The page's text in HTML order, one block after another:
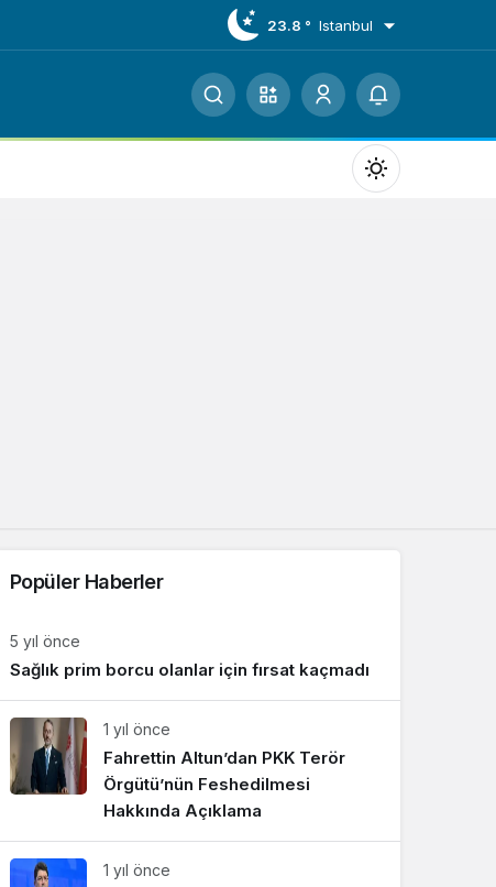
23.8 ° Istanbul
Mod
değiştir
Popüler Haberler
5 yıl önce
Sağlık prim borcu olanlar için fırsat kaçmadı
1 yıl önce
Fahrettin Altun’dan PKK Terör
Örgütü’nün Feshedilmesi
Hakkında Açıklama
1 yıl önce